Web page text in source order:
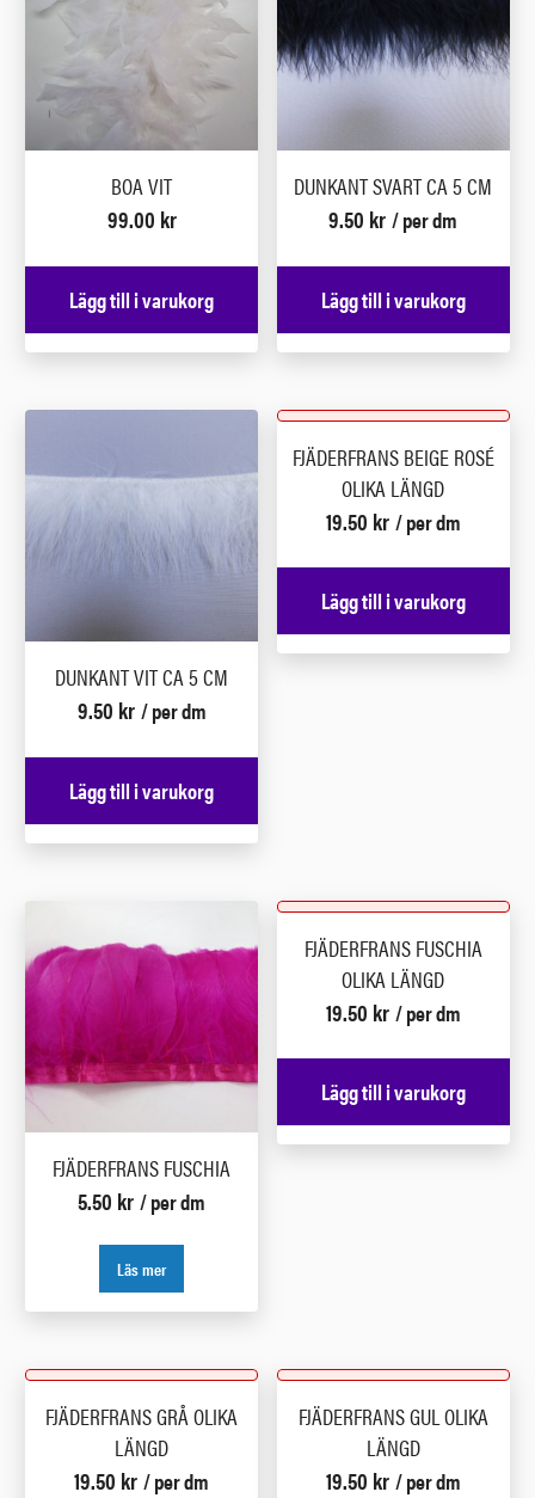
BOA VIT
99.00 kr
Lägg till i varukorg
DUNKANT SVART CA 5 CM
9.50 kr / per dm
Lägg till i varukorg
DUNKANT VIT CA 5 CM
9.50 kr / per dm
Lägg till i varukorg
FJÄDERFRANS BEIGE ROSÉ
OLIKA LÄNGD
19.50 kr / per dm
Lägg till i varukorg
FJÄDERFRANS FUSCHIA
5.50 kr / per dm
Läs mer
FJÄDERFRANS FUSCHIA
OLIKA LÄNGD
19.50 kr / per dm
Lägg till i varukorg
FJÄDERFRANS GRÅ OLIKA
LÄNGD
19.50 kr / per dm
FJÄDERFRANS GUL OLIKA
LÄNGD
19.50 kr / per dm